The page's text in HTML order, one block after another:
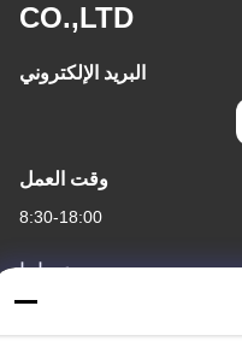
CO.,LTD
البريد الإلكتروني
وقت العمل
8:30-18:00
عنواننا